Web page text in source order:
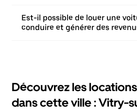
Est-il possible de louer une
conduire et générer des
Découvrez les
dans cette ville : Vitry-